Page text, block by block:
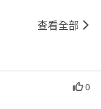
查看全部
0